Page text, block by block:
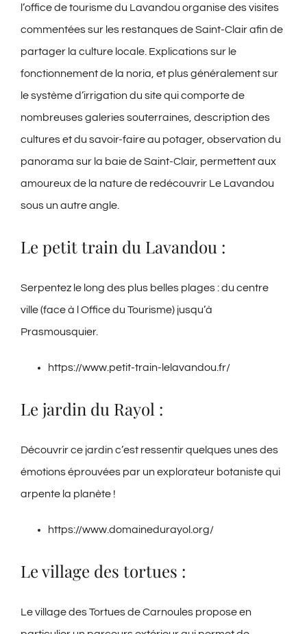
l’office de tourisme du Lavandou organise des visites
commentées sur les restanques de Saint-Clair afin de
partager la culture locale. Explications sur le
fonctionnement de la noria, et plus généralement sur
le système d’irrigation du site qui comporte de
nombreuses galeries souterraines, description des
cultures et du savoir-faire au potager, observation du
panorama sur la baie de Saint-Clair, permettent aux
amoureux de la nature de redécouvrir Le Lavandou
sous un autre angle.
Le petit train du Lavandou :
Serpentez le long des plus belles plages : du centre
ville (face à l Office du Tourisme) jusqu’à
Prasmousquier.
https://www.petit-train-lelavandou.fr/
Le jardin du Rayol :
Découvrir ce jardin c’est ressentir quelques unes des
émotions éprouvées par un explorateur botaniste qui
arpente la planète !​
https://www.domainedurayol.org/
Le village des tortues :
Le village des Tortues de Carnoules propose en